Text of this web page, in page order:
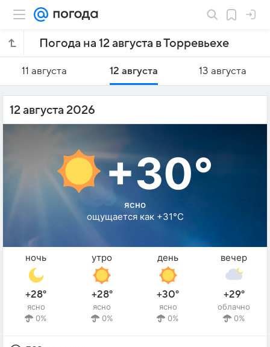
Погода на 12 августа в Торревьехе
11 августа 12 августа 13 августа
12 августа 2026
+30°
ясно
ощущается как +31°C
ночь
+28°
ясно
0%
утро
+28°
ясно
0%
день
+30°
ясно
0%
вечер
+29°
облачно
0%